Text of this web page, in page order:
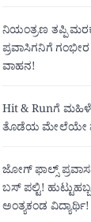
ನಿಯಂತ್ರಣ ತಪ್ಪಿ
ಪ್ರವಾಸಿಗನಿಗೆ ಗಂಭೀರ
ವಾಹನ!
Hit & Runಗೆ
ತೊಡೆಯ ಮೇಲೆಯೇ
ಜೋಗ್ ಫಾಲ್ಸ್
ಬಸ್ ಪಲ್ಟಿ!
ಅಂತ್ಯಕಂಡ ವಿದ್ಯಾರ್ಥಿ!